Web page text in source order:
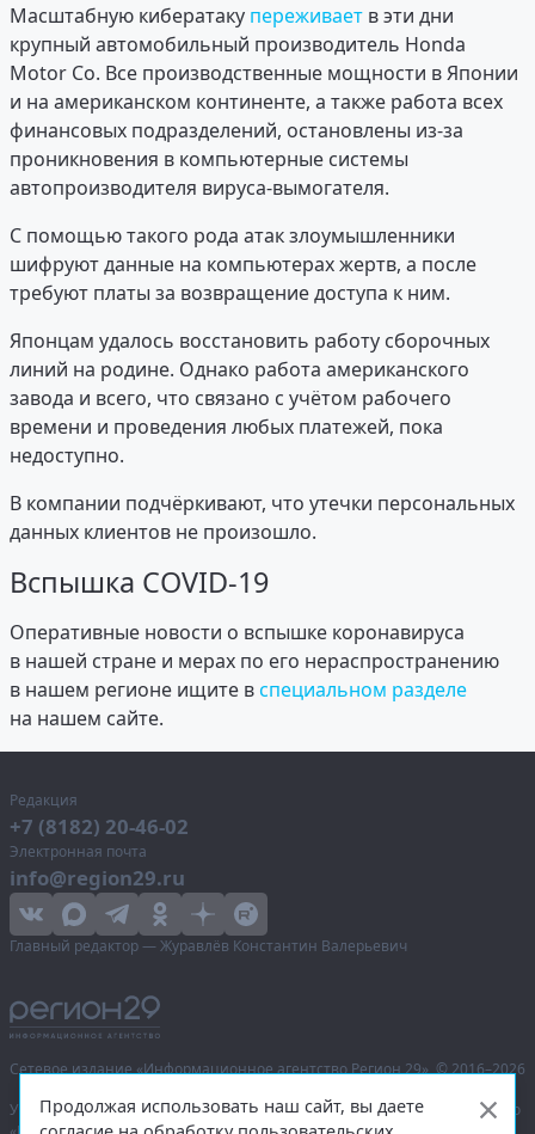
Масштабную кибератаку переживает в эти дни
крупный автомобильный производитель Honda
Motor Co. Все производственные мощности в Японии
и на американском континенте, а также работа всех
финансовых подразделений, остановлены из-за
проникновения в компьютерные системы
автопроизводителя вируса-вымогателя.
С помощью такого рода атак злоумышленники
шифруют данные на компьютерах жертв, а после
требуют платы за возвращение доступа к ним.
Японцам удалось восстановить работу сборочных
линий на родине. Однако работа американского
завода и всего, что связано с учётом рабочего
времени и проведения любых платежей, пока
недоступно.
В компании подчёркивают, что утечки персональных
данных клиентов не произошло.
Вспышка COVID-19
Оперативные новости о вспышке коронавируса
в нашей стране и мерах по его нераспространению
в нашем регионе ищите вспециальном разделе
на нашем сайте.
Редакция
+7 (8182) 20-46-02
Электронная почта
info@region29.ru
Главный редактор — Журавлёв Константин Валерьевич
Сетевое издание «Информационное агентство Регион 29»,© 2016–2026
Учредитель — общество с ограниченной ответственностью «Агентство
Продолжая использовать наш сайт, вы даете